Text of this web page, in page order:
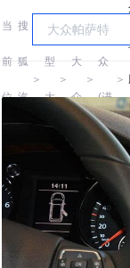
当
前
位
搜
狐
汽
＞
车
型
大
＞
大
众
＞
大
众
(进
口)
＞